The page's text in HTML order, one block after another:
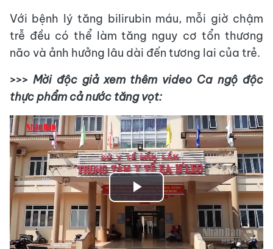
Với bệnh lý tăng bilirubin máu, mỗi giờ chậm
trễ đều có thể làm tăng nguy cơ tổn thương
não và ảnh hưởng lâu dài đến tương lai của trẻ.
>>> Mời độc giả xem thêm video Ca ngộ độc
thực phẩm cả nước tăng vọt:
Play
Video